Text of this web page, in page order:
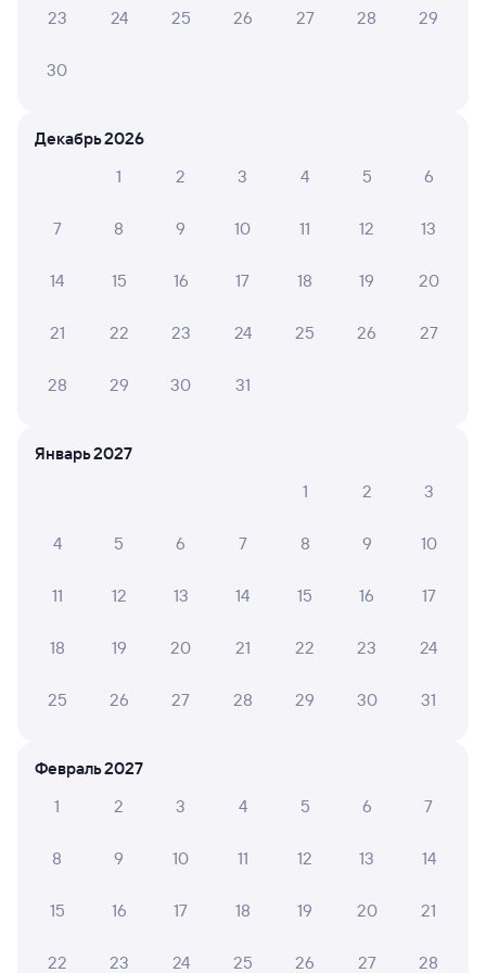
Самара
03:18 12:25
9 ч 7 м в пути
Дни следования
от 2 ⁠063 ⁠₽ 2 ⁠225 ⁠₽
Суперцены на билеты
«Это выгодно!»
7,8
из Уфы
Саратов
03:18 12:25
Дни следования ближайшие: 9, 11, 13 августа Маршрут
Плацкарт Купе
373Е Проходящий 7,4
из Тюмени
Саратов
04:26 13:16
23 24 25 26 27 28 29
30
Декабрь 2026
1
2 3 4 5 6
7 8 9 10 11 12 13
14 15 16 17 18 19 20
21 22 23 24 25 26 27
28 29 30 31
Январь 2027
1
2 3
4 5 6 7 8 9 10
11 12 13 14 15 16 17
18 19 20 21 22 23 24
25 26 27 28 29 30 31
Февраль 2027
1
2 3 4 5 6 7
8 9 10 11 12 13 14
15 16 17 18 19 20 21
22 23 24 25 26 27 28